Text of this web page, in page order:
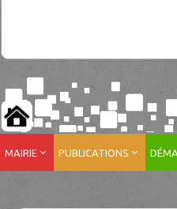
MAIRIE PUBLICATIONS